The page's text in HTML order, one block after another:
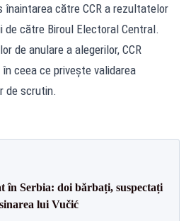
înaintarea către CCR a rezultatelor
de către Biroul Electoral Central.
de anulare a alegerilor, CCR
ceea ce priveşte validarea
de scrutin.
în Serbia: doi bărbați, suspectați
lui Vučić